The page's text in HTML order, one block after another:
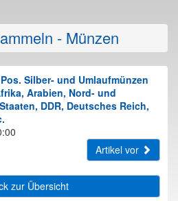
- Münzen
Silber- und Umlaufmünzen
Arabien, Nord- und
DDR, Deutsches Reich,
Artikel vor
zur Übersicht